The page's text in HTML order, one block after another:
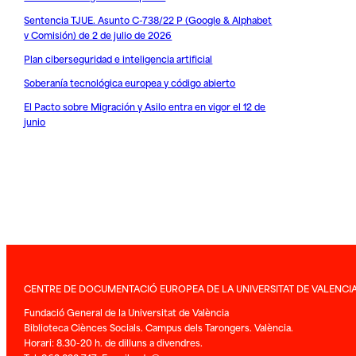
Sentencia TJUE. Asunto C-738/22 P (Google & Alphabet
v Comisión) de 2 de julio de 2026
Plan ciberseguridad e inteligencia artificial
Soberanía tecnológica europea y código abierto
El Pacto sobre Migración y Asilo entra en vigor el 12 de
junio
CENTRE DE DOCUMENTACIÓ EUROPEA DE LA UNIVERSITAT DE
Fundació General de la Universitat de València
Biblioteca Ciènces Socials. Campus dels Tarongers. València.
Horari: 8.30-20 h. de dilluns a divendres.